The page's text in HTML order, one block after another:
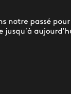
notre passé
jusqu’à